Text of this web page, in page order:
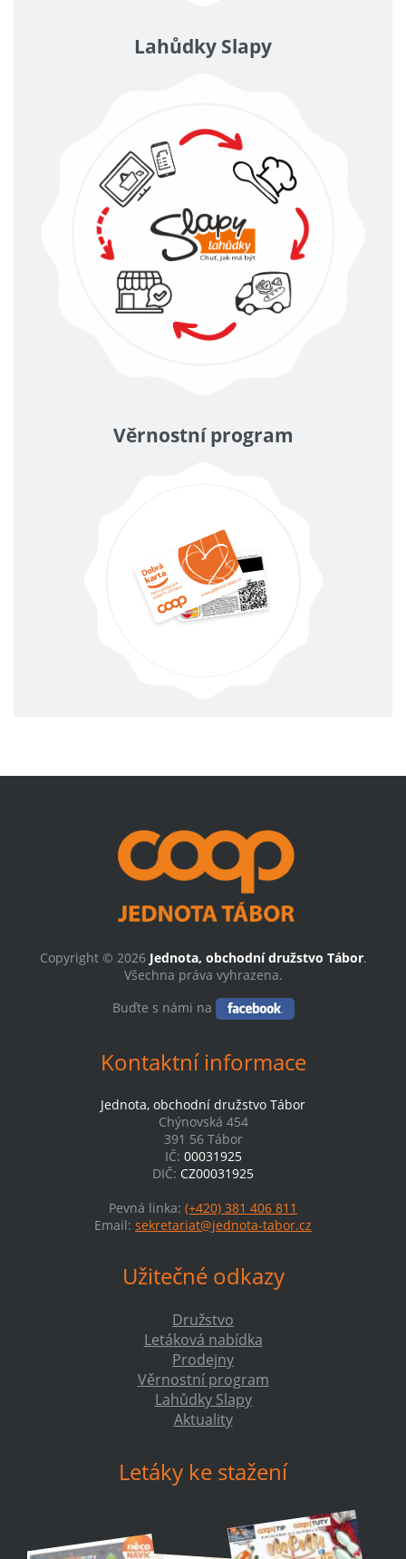
Lahůdky Slapy
Věrnostní program
Copyright © 2026 Jednota, obchodní družstvo Tábor.
Všechna práva vyhrazena.
Buďte s námi na
Kontaktní informace
Jednota, obchodní družstvo Tábor
Chýnovská 454
391 56 Tábor
IČ: 00031925
DIČ: CZ00031925
Pevná linka: (+420) 381 406 811
Email: sekretariat@jednota-tabor.cz
Užitečné odkazy
Družstvo
Letáková nabídka
Prodejny
Věrnostní program
Lahůdky Slapy
Aktuality
Letáky ke stažení